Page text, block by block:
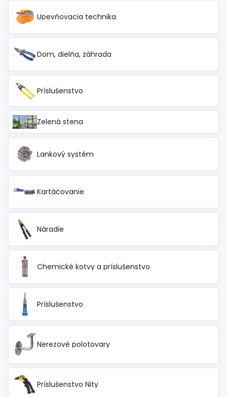
Upevňovacia technika
Dom, dielňa, záhrada
Príslušenstvo
Zelená stena
Lankový systém
Kartáčovanie
Náradie
Chemické kotvy a príslušenstvo
Príslušenstvo
Nerezové polotovary
Príslušenstvo Nity